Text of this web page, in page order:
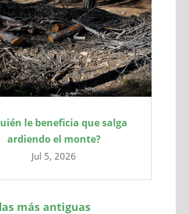
le beneficia que salga
ardiendo el monte?
Jul 5, 2026
más antiguas